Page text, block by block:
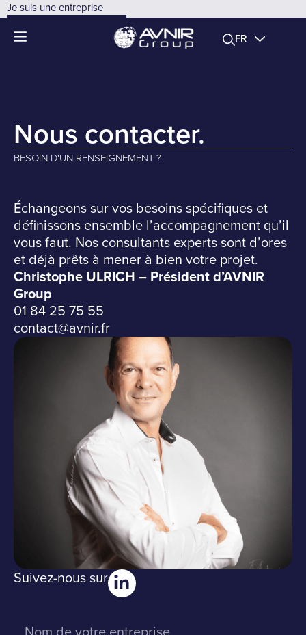
FR
Nous contacter.
BESOIN D'UN RENSEIGNEMENT ?
Échangeons sur vos besoins spécifiques et
définissons ensemble l’accompagnement qu’il
vous faut. Nos consultants experts sont d’ores
et déjà prêts à mener à bien votre projet.
Christophe ULRICH – Président d’AVNIR
Group
01 84 25 75 55
contact@avnir.fr
Suivez-nous sur